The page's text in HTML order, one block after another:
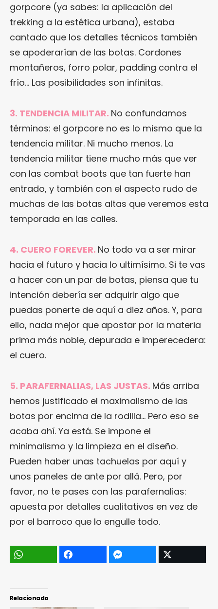
gorpcore (ya sabes: la aplicación del
trekking a la estética urbana), estaba
cantado que los detalles técnicos también
se apoderarían de las botas. Cordones
montañeros, forro polar, padding contra el
frío… Las posibilidades son infinitas.
3. TENDENCIA MILITAR. No confundamos
términos: el gorpcore no es lo mismo que la
tendencia militar. Ni mucho menos. La
tendencia militar tiene mucho más que ver
con las combat boots que tan fuerte han
entrado, y también con el aspecto rudo de
muchas de las botas altas que veremos esta
temporada en las calles.
4. CUERO FOREVER. No todo va a ser mirar
hacia el futuro y hacia lo ultimísimo. Si te vas
a hacer con un par de botas, piensa que tu
intención debería ser adquirir algo que
puedas ponerte de aquí a diez años. Y, para
ello, nada mejor que apostar por la materia
prima más noble, depurada e imperecedera:
el cuero.
5. PARAFERNALIAS, LAS JUSTAS. Más arriba
hemos justificado el maximalismo de las
botas por encima de la rodilla… Pero eso se
acaba ahí. Ya está. Se impone el
minimalismo y la limpieza en el diseño.
Pueden haber unas tachuelas por aquí y
unos paneles de ante por allá. Pero, por
favor, no te pases con las parafernalias:
apuesta por detalles cualitativos en vez de
por el barroco que lo engulle todo.
Relacionado